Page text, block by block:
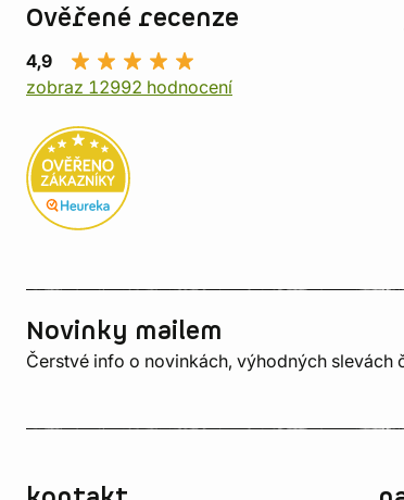
Ověřené recenze
4,9
zobraz 12992 hodnocení
Novinky mailem
Čerstvé info o novinkách, výhodných slevách